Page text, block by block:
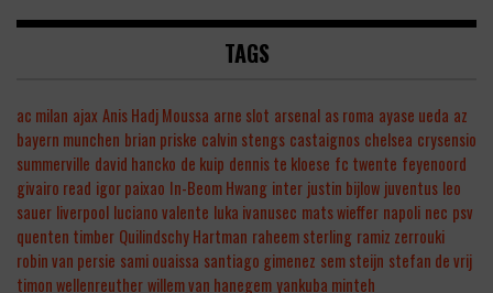
TAGS
ac milan ajax Anis Hadj Moussa arne slot arsenal as roma ayase ueda az
bayern munchen brian priske calvin stengs castaignos chelsea crysensio
summerville david hancko de kuip dennis te kloese fc twente feyenoord
givairo read igor paixao In-Beom Hwang inter justin bijlow juventus leo
sauer liverpool luciano valente luka ivanusec mats wieffer napoli nec psv
quenten timber Quilindschy Hartman raheem sterling ramiz zerrouki
robin van persie sami ouaissa santiago gimenez sem steijn stefan de vrij
timon wellenreutherwillem van hanegemyankuba minteh